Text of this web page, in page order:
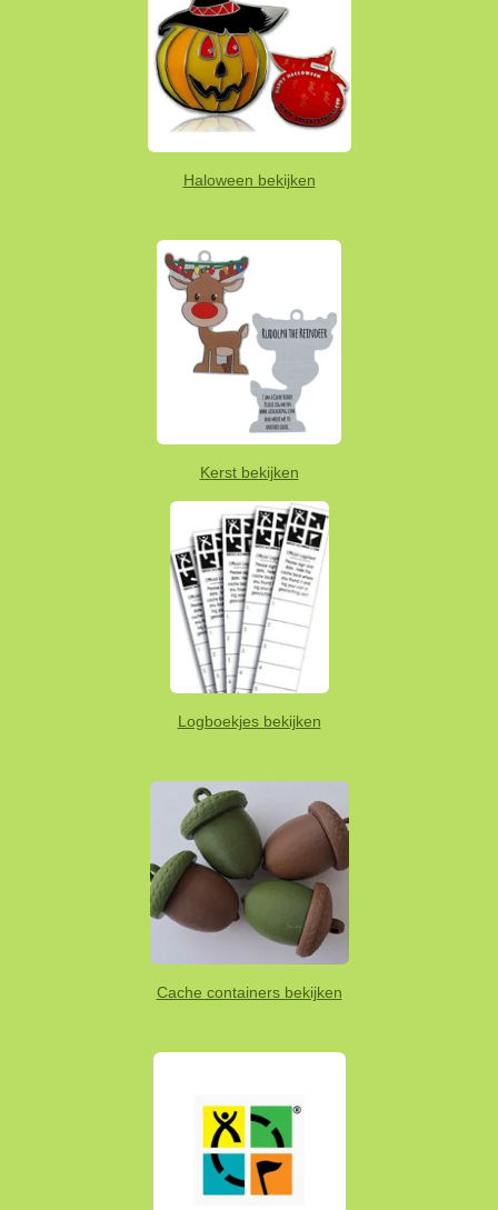
Haloween bekijken
Kerst bekijken
Logboekjes bekijken
Cache containers bekijken